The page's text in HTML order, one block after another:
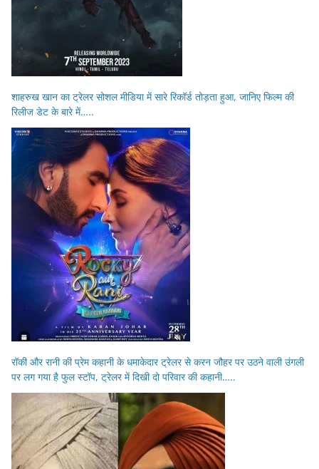
शाहरुख खान का ट्रेलर सोशल मीडिया में सारे रिकॉर्ड तोड़ता हुआ, जानिए फिल्म की
रिलीज डेट के बारे में…..
रॉकी और रानी की प्रेम कहानी के धमाकेदार ट्रेलर से करन जौहर पर उठने वाली उंगली
पर लग गया है फुल स्टॉप, ट्रेलर में दिखी दो परिवार की कहानी…..